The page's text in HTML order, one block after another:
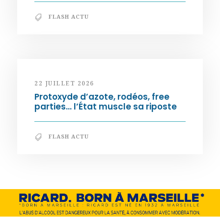
FLASH ACTU
22 JUILLET 2026
Protoxyde d’azote, rodéos, free
parties… l’État muscle sa riposte
FLASH ACTU